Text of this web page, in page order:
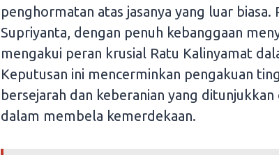
penghormatan atas jasanya yang luar biasa.
Supriyanta, dengan penuh kebanggaan
mengakui peran krusial Ratu Kalinyamat
Keputusan ini mencerminkan pengakuan
bersejarah dan keberanian yang
dalam membela kemerdekaan.